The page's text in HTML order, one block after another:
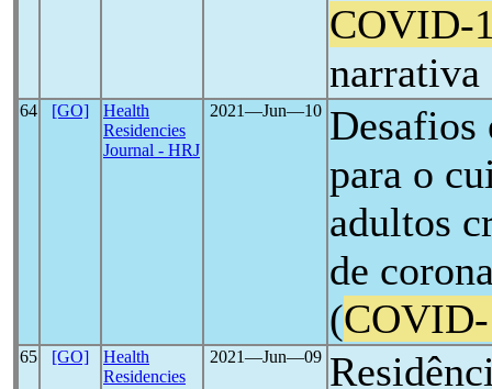
COVID-
narrativa
64 [GO]
Health
Residencies
Journal - HRJ
2021―Jun―10 Desafios
para o
adultos
de
(
65 [GO]
Health
Residencies
2021―Jun―09